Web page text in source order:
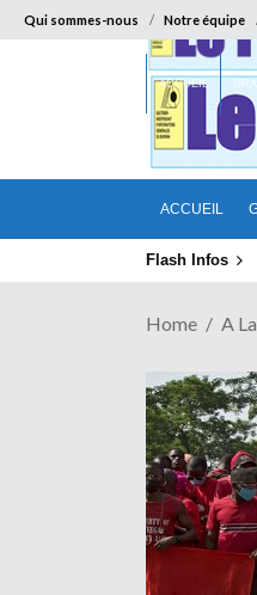
Qui sommes-nous Notre équipe
ACCUEIL
ACCUEIL
Flash Infos
Home A